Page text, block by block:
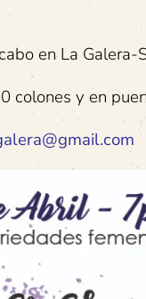
en La
colones y en